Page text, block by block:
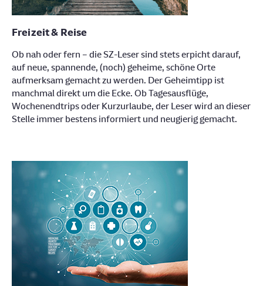
Freizeit & Reise
Ob nah oder fern – die SZ-Leser sind stets erpicht darauf,
auf neue, spannende, (noch) geheime, schöne Orte
aufmerksam gemacht zu werden. Der Geheimtipp ist
manchmal direkt um die Ecke. Ob Tagesausflüge,
Wochenendtrips oder Kurzurlaube, der Leser wird an dieser
Stelle immer bestens informiert und neugierig gemacht.